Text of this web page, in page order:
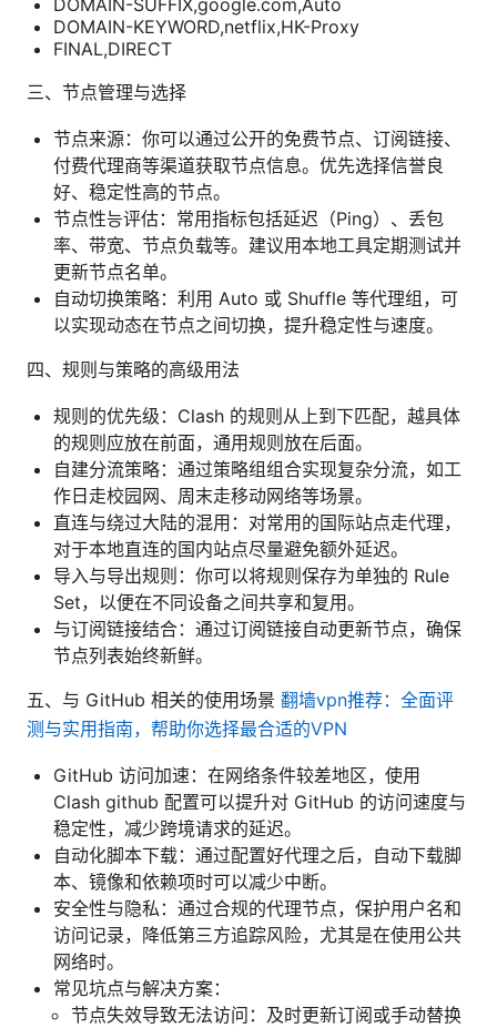
DOMAIN-KEYWORD,netflix,HK-Proxy
FINAL,DIRECT
三、节点管理与选择
节点来源：你可以通过公开的免费节点、订阅链接、
付费代理商等渠道获取节点信息。优先选择信誉良
好、稳定性高的节点。
节点性능评估：常用指标包括延迟（Ping）、丢包
率、带宽、节点负载等。建议用本地工具定期测试并
更新节点名单。
自动切换策略：利用 Auto 或 Shuffle 等代理组，可
以实现动态在节点之间切换，提升稳定性与速度。
四、规则与策略的高级用法
规则的优先级：Clash 的规则从上到下匹配，越具体
的规则应放在前面，通用规则放在后面。
自建分流策略：通过策略组组合实现复杂分流，如工
作日走校园网、周末走移动网络等场景。
直连与绕过大陆的混用：对常用的国际站点走代理，
对于本地直连的国内站点尽量避免额外延迟。
导入与导出规则：你可以将规则保存为单独的 Rule
Set，以便在不同设备之间共享和复用。
与订阅链接结合：通过订阅链接自动更新节点，确保
节点列表始终新鲜。
五、与 GitHub 相关的使用场景 翻墙vpn推荐：全面评
测与实用指南，帮助你选择最合适的VPN
GitHub 访问加速：在网络条件较差地区，使用
Clash github 配置可以提升对 GitHub 的访问速度与
稳定性，减少跨境请求的延迟。
自动化脚本下载：通过配置好代理之后，自动下载脚
本、镜像和依赖项时可以减少中断。
安全性与隐私：通过合规的代理节点，保护用户名和
访问记录，降低第三方追踪风险，尤其是在使用公共
网络时。
常见坑点与解决方案：
节点失效导致无法访问：及时更新订阅或手动替换